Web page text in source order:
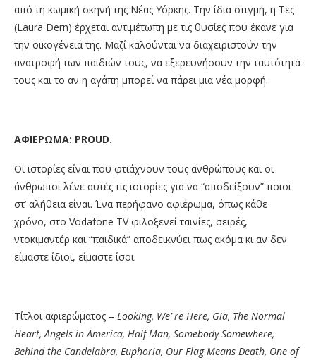
από τη κωμική σκηνή της Νέας Υόρκης. Την ίδια στιγμή, η Τες
(Laura Dern) έρχεται αντιμέτωπη με τις θυσίες που έκανε για
την οικογένειά της. Μαζί καλούνται να διαχειριστούν την
ανατροφή των παιδιών τους, να εξερευνήσουν την ταυτότητά
τους και το αν η αγάπη μπορεί να πάρει μια νέα μορφή.
ΑΦΙΕΡΩΜΑ: PROUD.
Οι ιστορίες είναι που φτιάχνουν τους ανθρώπους και οι
άνθρωποι λένε αυτές τις ιστορίες για να “αποδείξουν” ποιοι
στ’ αλήθεια είναι. Ένα περήφανο αφιέρωμα, όπως κάθε
χρόνο, στο Vodafone TV φιλοξενεί ταινίες, σειρές,
ντοκιμαντέρ και “παιδικά” αποδεικνύει πως ακόμα κι αν δεν
είμαστε ίδιοι, είμαστε ίσοι. ​
Τίτλοι αφιερώματος – Looking, We’ re Here, Gia, The Normal
Heart, Angels in America, Half Man, Somebody Somewhere,
Behind the Candelabra, Euphoria, Our Flag Means Death, One of